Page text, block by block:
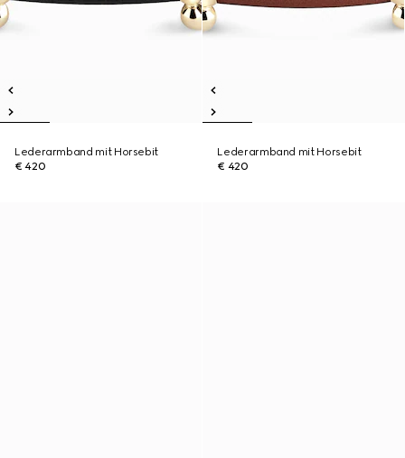
Lederarmband mit Horsebit
€ 420
Lederarmband mit Horsebit
€ 420